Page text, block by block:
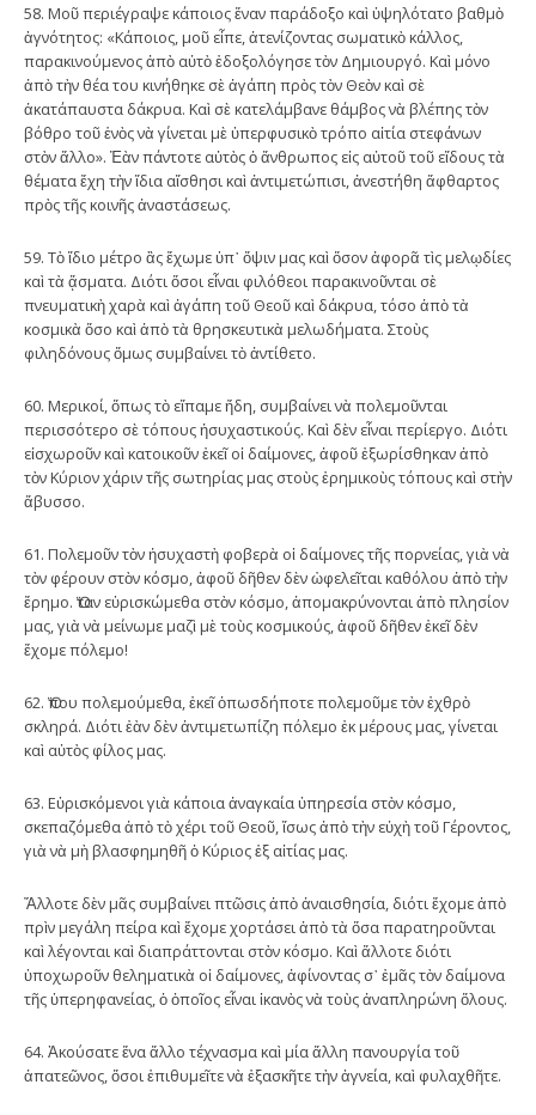
58. Μοῦ περιέγραψε κάποιος ἕναν παράδοξο καὶ ὑψηλότατο βαθμὸ
ἁγνότητος: «Κάποιος, μοῦ εἶπε, ἀτενίζοντας σωματικὸ κάλλος,
παρακινούμενος ἀπὸ αὐτὸ ἐδοξολόγησε τὸν Δημιουργό. Καὶ μόνο
ἀπὸ τὴν θέα του κινήθηκε σὲ ἀγάπη πρὸς τὸν Θεὸν καὶ σὲ
ἀκατάπαυστα δάκρυα. Καὶ σὲ κατελάμβανε θάμβος νὰ βλέπης τὸν
βόθρο τοῦ ἑνὸς νὰ γίνεται μὲ ὑπερφυσικὸ τρόπο αἰτία στεφάνων
στὸν ἄλλο». Ἐὰν πάντοτε αὐτὸς ὁ ἄνθρωπος εἰς αὐτοῦ τοῦ εἴδους τὰ
θέματα ἔχη τὴν ἴδια αἴσθησι καὶ ἀντιμετώπισι, ἀνεστήθη ἄφθαρτος
πρὸς τῆς κοινῆς ἀναστάσεως.
59. Τὸ ἴδιο μέτρο ἂς ἔχωμε ὑπ᾿ ὄψιν μας καὶ ὅσον ἀφορᾶ τὶς μελῳδίες
καὶ τὰ ᾄσματα. Διότι ὅσοι εἶναι φιλόθεοι παρακινοῦνται σὲ
πνευματικὴ χαρὰ καὶ ἀγάπη τοῦ Θεοῦ καὶ δάκρυα, τόσο ἀπὸ τὰ
κοσμικὰ ὅσο καὶ ἀπὸ τὰ θρησκευτικὰ μελωδήματα. Στοὺς
φιληδόνους ὅμως συμβαίνει τὸ ἀντίθετο.
60. Μερικοί, ὅπως τὸ εἴπαμε ἤδη, συμβαίνει νὰ πολεμοῦνται
περισσότερο σὲ τόπους ἡσυχαστικούς. Καὶ δὲν εἶναι περίεργο. Διότι
εἰσχωροῦν καὶ κατοικοῦν ἐκεῖ οἱ δαίμονες, ἀφοῦ ἐξωρίσθηκαν ἀπὸ
τὸν Κύριον χάριν τῆς σωτηρίας μας στοὺς ἐρημικοὺς τόπους καὶ στὴν
ἄβυσσο.
61. Πολεμοῦν τὸν ἡσυχαστὴ φοβερὰ οἱ δαίμονες τῆς πορνείας, γιὰ νὰ
τὸν φέρουν στὸν κόσμο, ἀφοῦ δῆθεν δὲν ὠφελεῖται καθόλου ἀπὸ τὴν
ἔρημο. Ὅταν εὑρισκώμεθα στὸν κόσμο, ἀπομακρύνονται ἀπὸ πλησίον
μας, γιὰ νὰ μείνωμε μαζὶ μὲ τοὺς κοσμικούς, ἀφοῦ δῆθεν ἐκεῖ δὲν
ἔχομε πόλεμο!
62. Ὅπου πολεμούμεθα, ἐκεῖ ὁπωσδήποτε πολεμοῦμε τὸν ἐχθρὸ
σκληρά. Διότι ἐὰν δὲν ἀντιμετωπίζη πόλεμο ἐκ μέρους μας, γίνεται
καὶ αὐτὸς φίλος μας.
63. Εὑρισκόμενοι γιὰ κάποια ἀναγκαία ὑπηρεσία στὸν κόσμο,
σκεπαζόμεθα ἀπὸ τὸ χέρι τοῦ Θεοῦ, ἴσως ἀπὸ τὴν εὐχὴ τοῦ Γέροντος,
γιὰ νὰ μὴ βλασφημηθῆ ὁ Κύριος ἐξ αἰτίας μας.
Ἄλλοτε δὲν μᾶς συμβαίνει πτῶσις ἀπὸ ἀναισθησία, διότι ἔχομε ἀπὸ
πρὶν μεγάλη πείρα καὶ ἔχομε χορτάσει ἀπὸ τὰ ὅσα παρατηροῦνται
καὶ λέγονται καὶ διαπράττονται στὸν κόσμο. Καὶ ἄλλοτε διότι
ὑποχωροῦν θεληματικὰ οἱ δαίμονες, ἀφίνοντας σ᾿ ἐμᾶς τὸν δαίμονα
τῆς ὑπερηφανείας, ὁ ὁποῖος εἶναι ἱκανὸς νὰ τοὺς ἀναπληρώνη ὅλους.
64. Ἀκούσατε ἕνα ἄλλο τέχνασμα καὶ μία ἄλλη πανουργία τοῦ
ἀπατεῶνος, ὅσοι ἐπιθυμεῖτε νὰ ἐξασκῆτε τὴν ἁγνεία, καὶ φυλαχθῆτε.